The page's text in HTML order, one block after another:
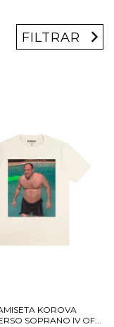
FILTRAR
KOROVA
SOPRANO IV OF...